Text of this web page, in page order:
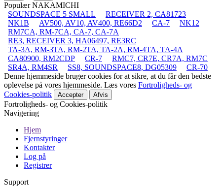
Populær NAKAMICHI
SOUNDSPACE 5 SMALL
RECEIVER 2, CA81723
NK1B
AV500, AV10, AV400, RE66D2 CA-7
NK12
RM7CA, RM-7CA, CA-7, CA-7A
RE3, RECEIVER 3, HA06497, RE3RC
TA-3A, RM-3TA, RM-2TA, TA-2A, RM-4TA, TA-4A
CA80900, RM2CDP
CR-7
RMC7, CR7E, CR7A, RM7C
SR4A, RM4SR
SS8, SOUNDSPACE8, DG05309
CR-70
Denne hjemmeside bruger cookies for at sikre, at du får den bedste
oplevelse på vores hjemmeside. Læs vores Fortroligheds- og
Cookies-politik
Accepter Afvis
Fortroligheds- og Cookies-politik
Navigering
Hjem
Fjernstyringer
Kontakter
Log på
Registrer
Support